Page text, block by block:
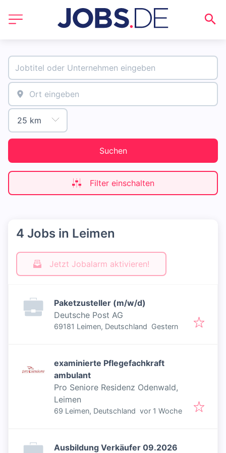
Suchen
Filter einschalten
4 Jobs in Leimen
Jetzt Jobalarm aktivieren!
Paketzusteller (m/w/d)
Deutsche Post AG
69181 Leimen, Deutschland Veröffentlicht:
Gestern
examinierte Pflegefachkraft
ambulant
Pro Seniore Residenz Odenwald,
Leimen
69 Leimen, Deutschland Veröffentlicht
vor 1 Woche
Ausbildung Verkäufer 09.2026